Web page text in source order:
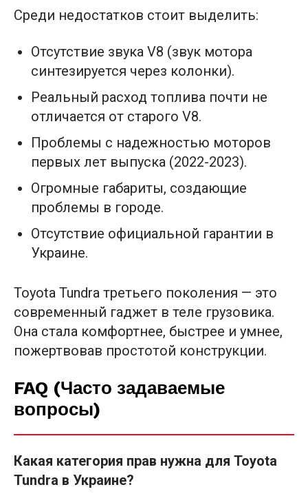
Среди недостатков стоит выделить:
Отсутствие звука V8 (звук мотора
синтезируется через колонки).
Реальный расход топлива почти не
отличается от старого V8.
Проблемы с надежностью моторов
первых лет выпуска (2022-2023).
Огромные габариты, создающие
проблемы в городе.
Отсутствие официальной гарантии в
Украине.
Toyota Tundra третьего поколения — это
современный гаджет в теле грузовика.
Она стала комфортнее, быстрее и умнее,
пожертвовав простотой конструкции.
FAQ (Часто задаваемые
вопросы)
Какая категория прав нужна для Toyota
Tundra в Украине?